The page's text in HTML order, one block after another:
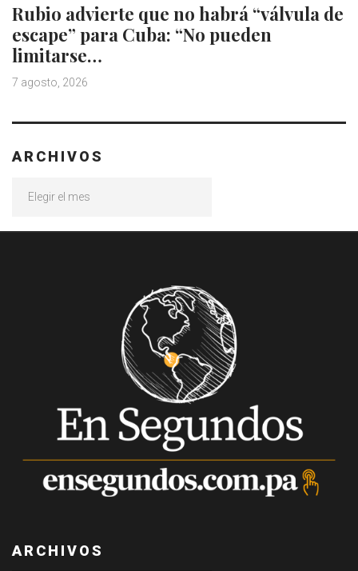
Rubio advierte que no habrá “válvula de
escape” para Cuba: “No pueden
limitarse…
7 agosto, 2026
ARCHIVOS
ARCHIVOS